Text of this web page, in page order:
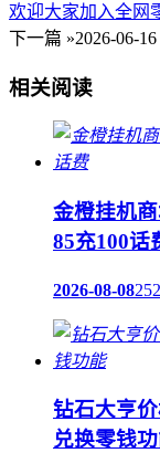
欢迎大家加入全网
下一篇 »2026-06-16
相关阅读
金橙挂机
85充100话
2026-08-08
钻石大亨
兑换零钱